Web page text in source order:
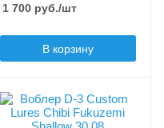
floating (F)
Заглубление max, м
1 700руб./шт
В корзину
Цвет приманки
08